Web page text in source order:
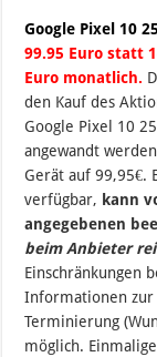
Google Pixel 10
99.95 Euro statt
Euro monatlich.
den Kauf des
Google Pixel 10
angewandt
Gerät auf 99,95€.
verfügbar, kann
angegebenen
beim Anbieter
Einschränkungen
Informationen
Terminierung
möglich.